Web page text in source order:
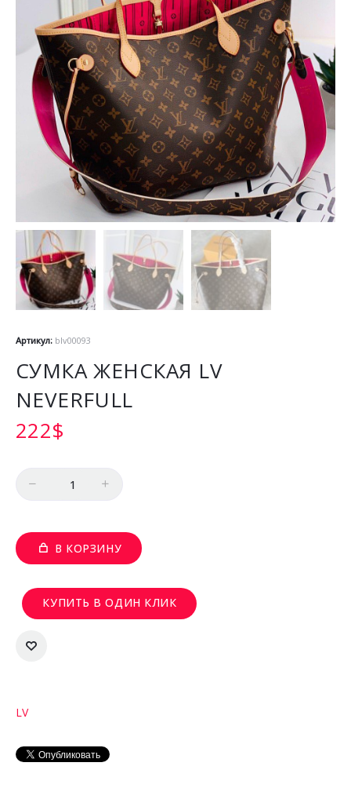
Артикул: blv00093
СУМКА ЖЕНСКАЯ LV
NEVERFULL
222$
В КОРЗИНУ
КУПИТЬ В ОДИН КЛИК
LV